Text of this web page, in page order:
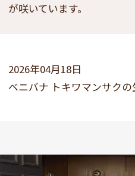
が咲いています。
2026年04月18日
ベニバナ トキワマンサクの